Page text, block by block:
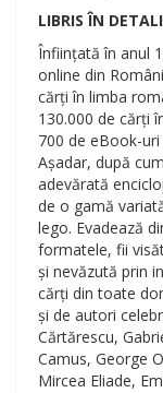
LIBRIS ÎN
Înființată în anul
online din
cărți în limba
130.000 de cărți
700 de eBook-
Așadar, după
adevărată
de o gamă
lego. Evadează
formatele, fii
și nevăzută prin
cărți din toate
și de autori
Cărtărescu,
Camus, George
Mircea Eliade,